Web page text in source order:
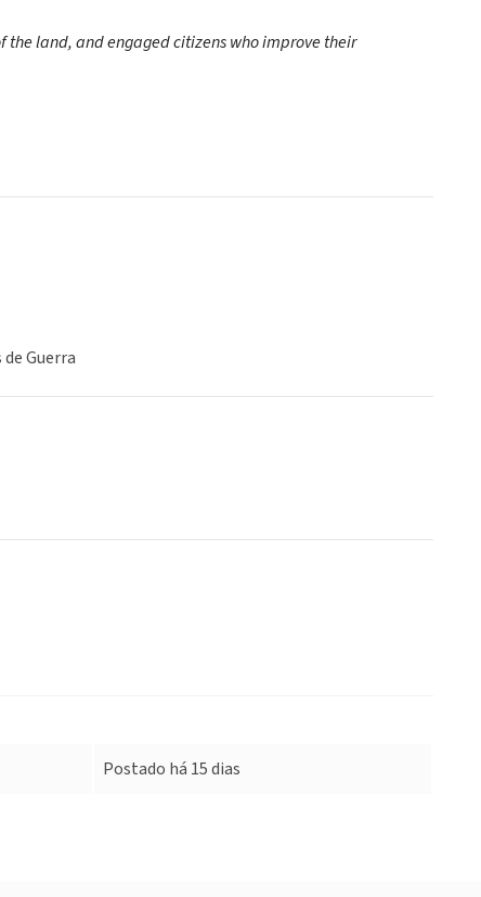
the land, and engaged citizens who improve their
Guerra
Postado há 15 dias